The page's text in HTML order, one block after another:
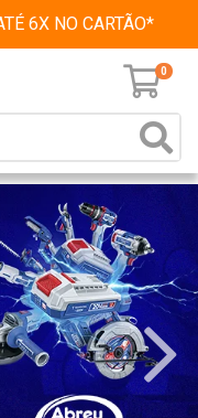
6X NO CARTÃO*
0